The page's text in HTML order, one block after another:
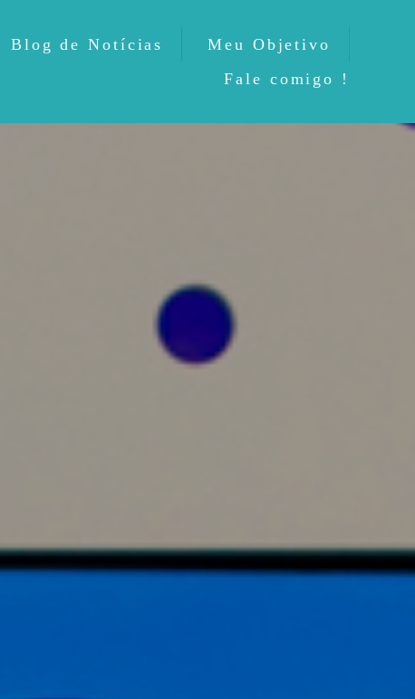
Blog de Notícias
Meu Objetivo
Fale comigo !